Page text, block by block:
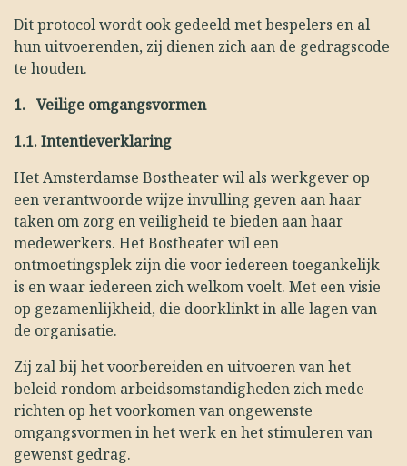
Dit protocol wordt ook gedeeld met bespelers en al
hun uitvoerenden, zij dienen zich aan de gedragscode
te houden.
1. Veilige omgangsvormen
1.1.Intentieverklaring
Het Amsterdamse Bostheater wil als werkgever op
een verantwoorde wijze invulling geven aan haar
taken om zorg en veiligheid te bieden aan haar
medewerkers. Het Bostheater wil een
ontmoetingsplek zijn die voor iedereen toegankelijk
is en waar iedereen zich welkom voelt. Met een visie
op gezamenlijkheid, die doorklinkt in alle lagen van
de organisatie.
Zij zal bij het voorbereiden en uitvoeren van het
beleid rondom arbeidsomstandigheden zich mede
richten op het voorkomen van ongewenste
omgangsvormen in het werk en het stimuleren van
gewenst gedrag.